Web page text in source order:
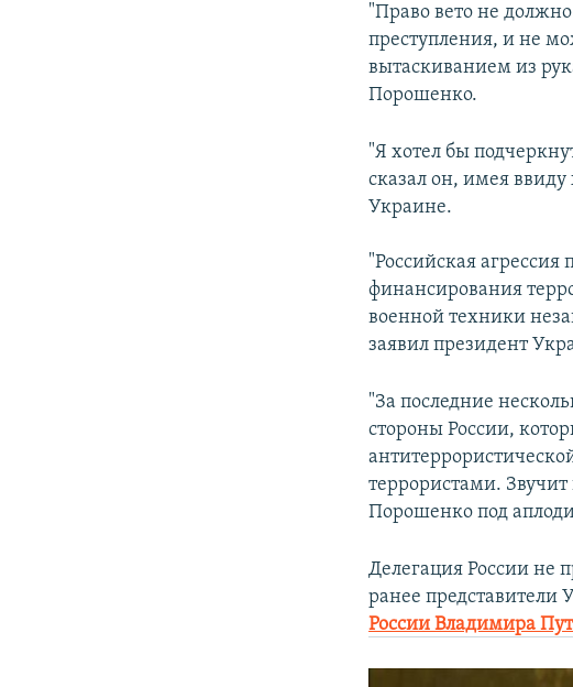
"Право вето не
преступления, и не
вытаскиванием из
Порошенко.
"Я хотел бы
сказал он, имея
Украине.
"Российская
финансирования
военной техники
заявил президент
"За последние
стороны России,
террористами. Звучит
Порошенко под
Делегация России не
ранее представители
России Владимира
Путин против
byРадио Азаттык